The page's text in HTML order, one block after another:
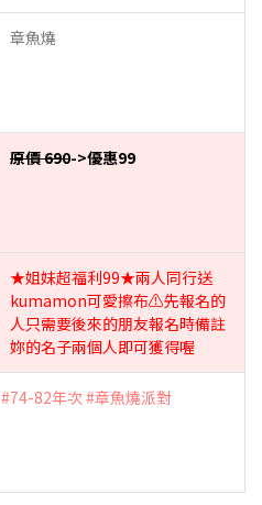
章魚燒
原價 690->優惠99
★姐妹超福利99★兩人同行送
kumamon可愛擦布⚠️先報名的
人只需要後來的朋友報名時備註
妳的名子兩個人即可獲得喔
#74-82年次#章魚燒派對